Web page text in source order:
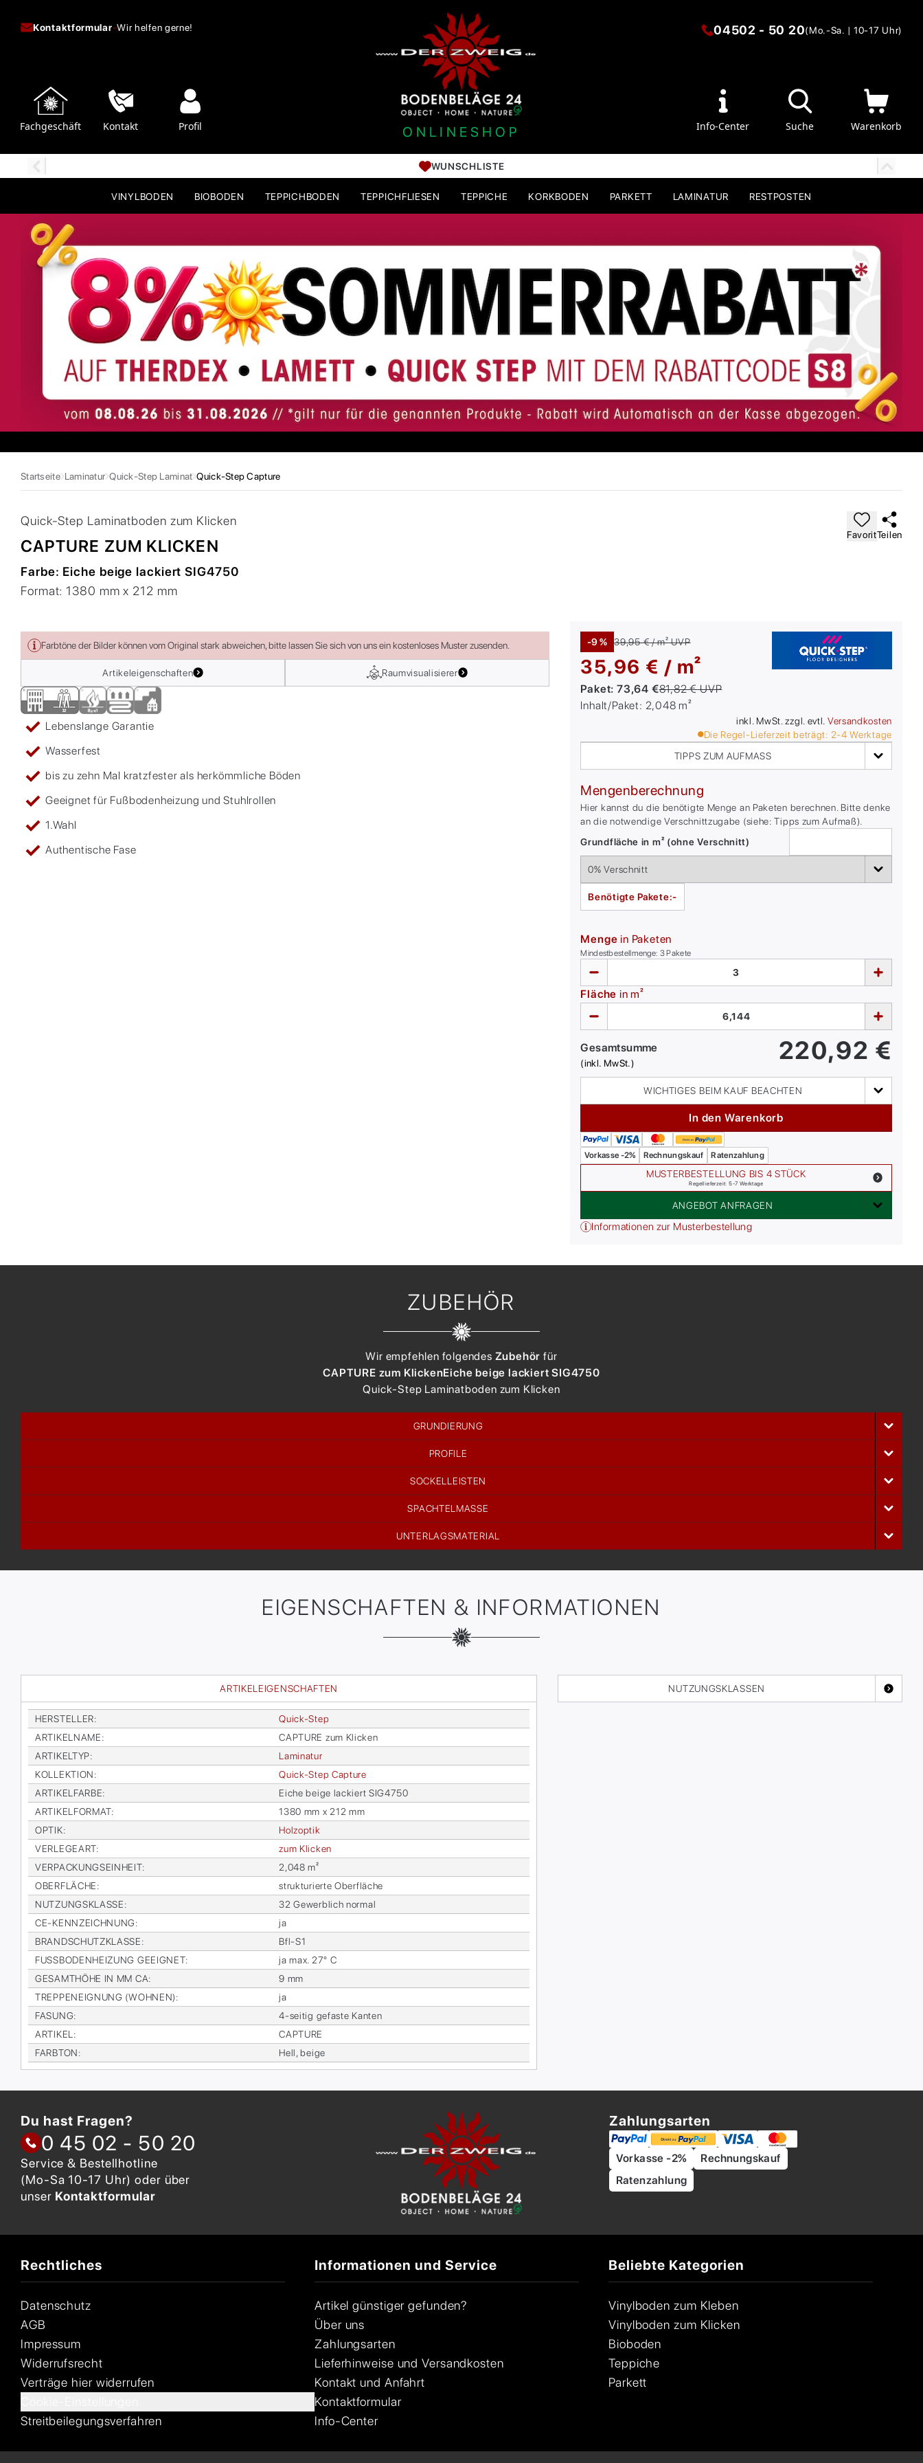
Kontaktformular-Wir helfen gerne!
Fachgeschäft Kontakt Profil ONLINESHOP
04502 - 50 20(Mo.-Sa. | 10-17 Uhr)
Info-Center Suche Warenkorb
WUNSCHLISTE
VINYLBODEN BIOBODEN TEPPICHBODEN TEPPICHFLIESEN TEPPICHE KORKBODEN PARKETT LAMINATUR RESTPOSTEN
Startseite Laminatur Quick-Step Laminat Quick-Step Capture
Quick-Step Laminatboden zum Klicken
CAPTURE ZUM KLICKEN
Farbe: Eiche beige lackiert SIG4750
Format:1380 mm x 212 mm
FavoritTeilen
Farbtöne der Bilder können vom Original stark abweichen, bitte lassen Sie sich von uns ein kostenloses Muster zusenden.
Artikeleigenschaften Raumvisualisierer
Lebenslange Garantie
Wasserfest
bis zu zehn Mal kratzfester als herkömmliche Böden
Geeignet für Fußbodenheizung und Stuhlrollen
1.Wahl
Authentische Fase
-9 % 39,95 € / m²UVP
35,96 € / m²
Paket: 73,64 €81,82 €UVP
Inhalt/Paket: 2,048 m²
inkl. MwSt. zzgl. evtl. Versandkosten
Die Regel-Lieferzeit beträgt: 2-4 Werktage
TIPPS ZUM AUFMASS
Mengenberechnung
Hier kannst du die benötigte Menge an Paketen berechnen. Bitte denke
an die notwendige Verschnittzugabe (siehe: Tipps zum Aufmaß).
Grundfläche in m² (ohne Verschnitt)
Benötigte Pakete:-
Menge in Paketen
Mindestbestellmenge: 3Pakete
Fläche in m²
Gesamtsumme
(inkl. MwSt.) 220,92 €
WICHTIGES BEIM KAUF BEACHTEN
In den Warenkorb
Vorkasse -2% Rechnungskauf Ratenzahlung
MUSTERBESTELLUNG BIS 4 STÜCK
Regellieferzeit: 5-7 Werktage
ANGEBOT ANFRAGEN
Informationen zur Musterbestellung
ZUBEHÖR
Wir empfehlen folgendes Zubehör für
CAPTURE zum KlickenEiche beige lackiert SIG4750
Quick-Step Laminatboden zum Klicken
GRUNDIERUNG
PROFILE
SOCKELLEISTEN
SPACHTELMASSE
UNTERLAGSMATERIAL
EIGENSCHAFTEN & INFORMATIONEN
ARTIKELEIGENSCHAFTEN
HER­STEL­LER:
Quick-Step
AR­TI­KEL­NA­ME:
CAP­TU­RE zum Kli­cken
AR­TI­KEL­TYP:
La­mi­na­tur
KOL­LEK­TI­ON:
Quick-Step Cap­tu­re
AR­TI­KEL­FAR­BE:
Ei­che beige la­ckiert SIG4750
AR­TI­KEL­FOR­MAT:
1380 mm x 212 mm
OP­TIK:
Holz­op­tik
VER­LE­GE­ART:
zum Kli­cken
VER­PA­CKUNGS­EIN­HEIT:
2,048 m²
OBER­FLÄ­CHE:
struk­tu­rier­te Ober­flä­che
NUT­ZUNGS­KLAS­SE:
32 Ge­werb­lich nor­mal
CE-KENN­ZEICH­NUNG:
ja
BRAND­SCHUTZ­KLAS­SE:
Bfl-S1
FUSS­BO­DEN­HEI­ZUNG GE­EIG­NET:
ja max. 27° C
GE­SAMT­HÖ­HE IN MM CA:
9 mm
TREP­PEN­EIG­NUNG (WOH­NEN):
ja
FA­SUNG:
4-sei­tig ge­fas­te Kan­ten
AR­TI­KEL :
CAP­TU­RE
FARB­TON: Hell, beige
NUTZUNGSKLASSEN
Du hast Fragen?
0 45 02 - 50 20
Service & Bestellhotline
(Mo-Sa 10-17 Uhr) oder über
unser Kontaktformular
Zahlungsarten
Vorkasse -2%
Rechnungskauf
Ratenzahlung
Rechtliches
Datenschutz
AGB
Impressum
Widerrufsrecht
Verträge hier widerrufen
Streitbeilegungsverfahren
Informationen und Service
Artikel günstiger gefunden?
Über uns
Zahlungsarten
Lieferhinweise und Versandkosten
Kontakt und Anfahrt
Kontaktformular
Info-Center
Beliebte Kategorien
Vinylboden zum Kleben
Vinylboden zum Klicken
Bioboden
Teppiche
Parkett